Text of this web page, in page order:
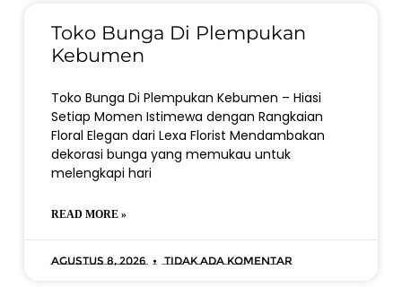
Toko Bunga Di Plempukan
Kebumen
Toko Bunga Di Plempukan Kebumen – Hiasi
Setiap Momen Istimewa dengan Rangkaian
Floral Elegan dari Lexa Florist Mendambakan
dekorasi bunga yang memukau untuk
melengkapi hari
READ MORE »
Agustus 8, 2026 Tidak ada komentar